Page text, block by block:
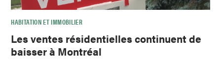
HABITATION ET IMMOBILIER
Les ventes résidentielles continuent de
baisser à Montréal